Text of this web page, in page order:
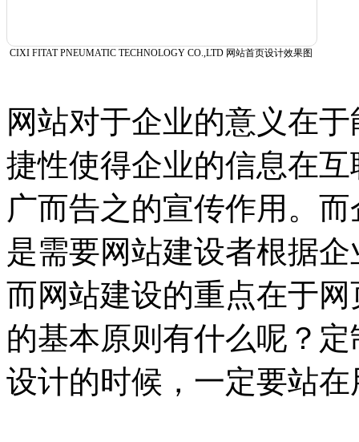
CIXI FITAT PNEUMATIC TECHNOLOGY CO.,LTD 网站首页设计效果图
网站对于企业的意义在
捷性使得企业的信息在
广而告之的宣传作用。
是需要网站建设者根据
而网站建设的重点在于
的基本原则有什么呢？
设计的时候，一定要站